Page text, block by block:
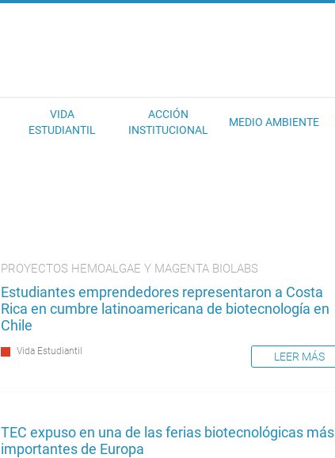
VIDA
ESTUDIANTIL
ACCIÓN
INSTITUCIONAL
MEDIO AMBIENTE
PROYECTOS HEMOALGAE Y MAGENTA BIOLABS
Estudiantes emprendedores representaron a Costa
Rica en cumbre latinoamericana de biotecnología en
Chile
Vida Estudiantil LEER MÁS
TEC expuso en una de las ferias biotecnológicas más
importantes de Europa